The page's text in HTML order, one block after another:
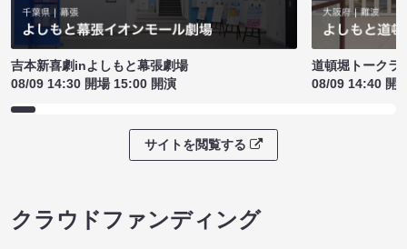
吉本新喜劇inよしもと幕張劇場
08/09 14:30 開場 15:00 開演
道頓堀トークラ
08/09 14:40 開
サイトを閲覧する
クラウドファンディング